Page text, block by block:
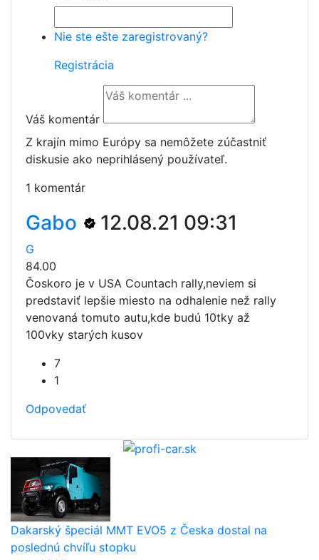
Nie ste ešte zaregistrovaný?
Registrácia
Váš komentár
Z krajín mimo Európy sa nemôžete zúčastniť
diskusie ako neprihlásený používateľ.
1 komentár
Gabo 12.08.21 09:31
G
84.00
Čoskoro je v USA Countach rally,neviem si
predstaviť lepšie miesto na odhalenie než rally
venovaná tomuto autu,kde budú 10tky až
100vky starých kusov
7
1
Odpovedať
Dakarský špeciál MMT EVO5 z Česka dostal na
poslednú chvíľu stopku